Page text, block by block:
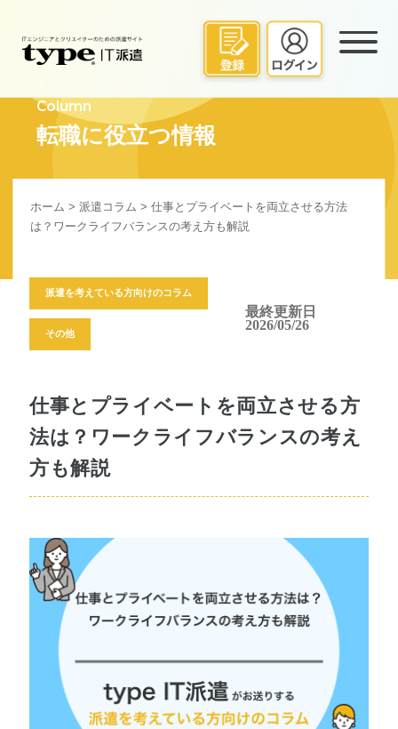
Column
転職に役立つ情報
ホーム >派遣コラム > 仕事とプライベートを両立させる方法
は？ワークライフバランスの考え方も解説
派遣を考えている方向けのコラム
その他
最終更新日
2026/05/26
仕事とプライベートを両立させる方
法は？ワークライフバランスの考え
方も解説